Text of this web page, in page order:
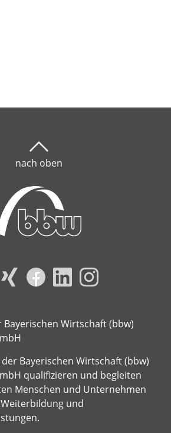
nach oben
Bayerischen Wirtschaft (bbw)
Bayerischen Wirtschaft (bbw)
qualifizieren und begleiten
Menschen und Unternehmen
und